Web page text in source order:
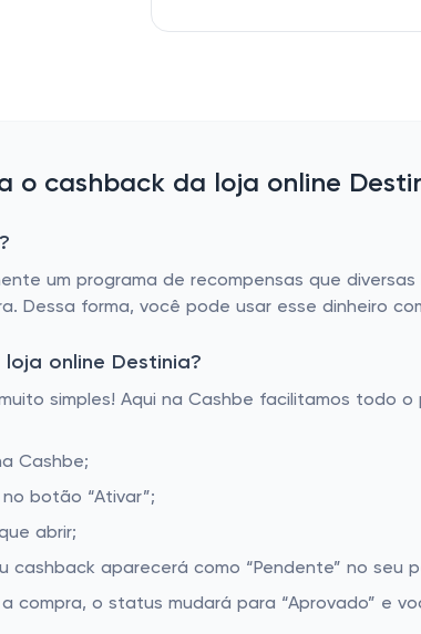
o cashback da loja online
um programa de recompensas que
Dessa forma, você pode usar esse dinheiro
online Destinia?
simples! Aqui na Cashbe facilitamos todo
Cashbe;
botão “Ativar”;
abrir;
cashback aparecerá como “Pendente” no seu
compra, o status mudará para “Aprovado” e